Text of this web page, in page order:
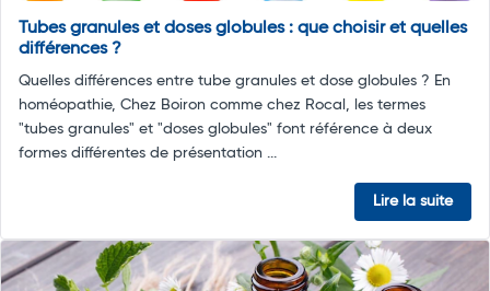
Tubes granules et doses globules : que choisir et quelles
différences ?
Quelles différences entre tube granules et dose globules ? En
homéopathie, Chez Boiron comme chez Rocal, les termes
"tubes granules" et "doses globules" font référence à deux
formes différentes de présentation ...
Lire la suite